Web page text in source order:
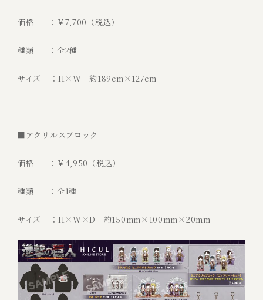
価格 ：￥7,700（税込）
種類 ：全2種
サイズ ：H×W 約189cm×127cm
■アクリルスブロック
価格 ：￥4,950（税込）
種類 ：全1種
サイズ ：H×W×D 約150mm×100mm×20mm